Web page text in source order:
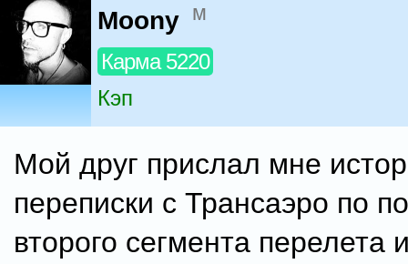
Moony м
Карма 5220
Кэп
Мой друг прислал мне
переписки с Трансаэро по
второго сегмента перелета